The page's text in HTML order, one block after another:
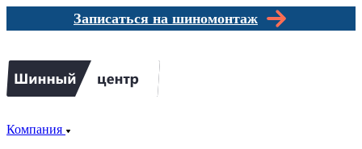
Записаться на шиномонтаж
Компания